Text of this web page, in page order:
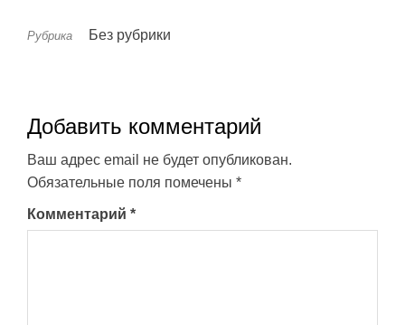
Рубрика Без рубрики
Добавить комментарий
Ваш адрес email не будет опубликован.
Обязательные поля помечены *
Комментарий *